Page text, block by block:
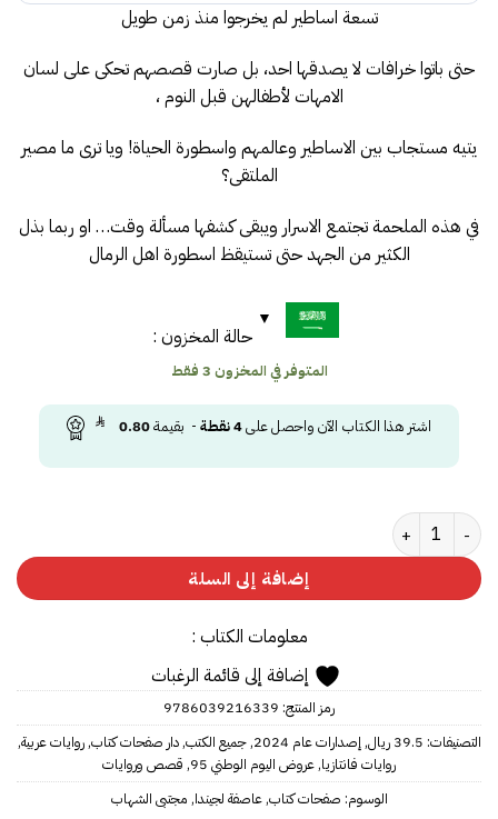
تسعة اساطير لم يخرجوا منذ زمن طويل
حتى باتوا خرافات لا يصدقها احد، بل صارت قصصهم تحكى على لسان
الامهات لأطفالهن قبل النوم ،
يتيه مستجاب بين الاساطير وعالمهم واسطورة الحياة! ويا ترى ما مصير
الملتقى؟
في هذه الملحمة تجتمع الاسرار ويبقى كشفها مسألة وقت… او ربما بذل
الكثير من الجهد حتى تستيقظ اسطورة اهل الرمال
حالة المخزون :
المتوفر في المخزون 3 فقط
اشتر هذا الكتاب الآن واحصل على4نقطة- بقيمة0.80
كمية ‎عاصفة لجيندا‎
إضافة إلى السلة
معلومات الكتاب :
إضافة إلى قائمة الرغبات
رمز المنتج: 9786039216339
التصنيفات: 39.5 ريال ,إصدارات عام 2024 ,جميع الكتب,دار صفحات كتاب,روايات عربية,
روايات فانتازيا,عروض اليوم الوطني 95 , قصص وروايات
الوسوم: صفحات كتاب,عاصفة لجيندا, مجتبى الشهاب